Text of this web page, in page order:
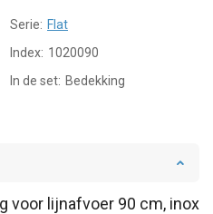
Serie: Flat
Index: 1020090
In de set: Bedekking
voor lijnafvoer 90 cm, inox